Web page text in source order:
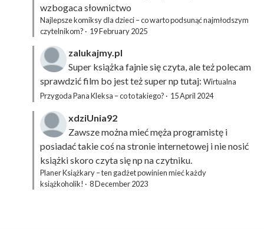
wzbogaca słownictwo
Najlepsze komiksy dla dzieci – co warto podsunąć najmłodszym
czytelnikom? · 19 February 2025
zalukajmy.pl
Super książka fajnie się czyta, ale też polecam
sprawdzić film bo jest też super np tutaj: Wirtualna
Przygoda Pana Kleksa – co to takiego? · 15 April 2024
xdziUnia92
Zawsze można mieć męża programistę i
posiadać takie coś na stronie internetowej i nie nosić
książki skoro czyta się np na czytniku.
Planer Książkary – ten gadżet powinien mieć każdy
książkoholik! · 8 December 2023